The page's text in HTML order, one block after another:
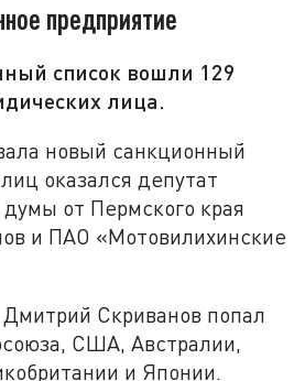
предприятие
список вошли 129
лица.
новый санкционный
оказался депутат
от Пермского края
и ПАО «Мотовилихинские
Скриванов попал
США, Австралии,
и Японии.